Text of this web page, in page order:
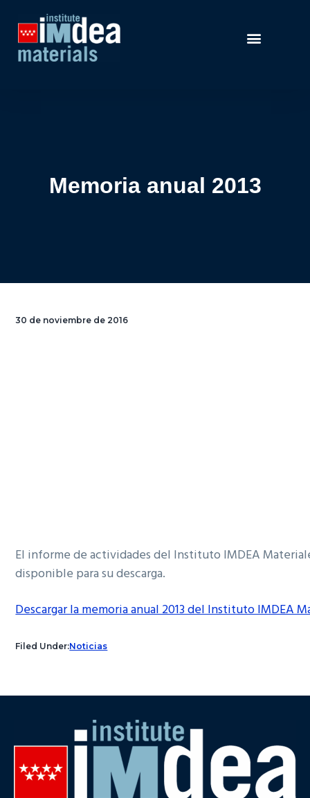
Memoria anual 2013
30 de noviembre de 2016
El informe de actividades del Instituto IMDEA
disponible para su descarga.
Descargar la memoria anual 2013 del Instituto IMDEA
Filed Under:Noticias